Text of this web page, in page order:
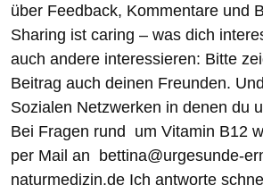
über Feedback, Kommentare und
Sharing ist caring – was dich
auch andere interessieren: Bitte
Beitrag auch deinen Freunden.
Sozialen Netzwerken in denen du
Bei Fragen rund um Vitamin B12
per Mail an bettina@urgesunde-
naturmedizin.de Ich antworte